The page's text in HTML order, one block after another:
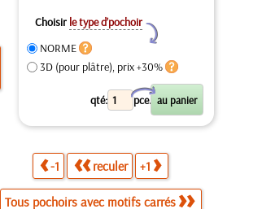
Choisir le type d’pochoir
Y
NORME
3D (pour plâtre), prix +30%
qté: pce.
X
-1 reculer +1
Tous pochoirs avec motifs carrés